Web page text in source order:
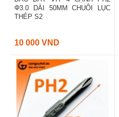
Φ3.0 DÀI 50MM CHUÔI LỤC
THÉP S2
10 000 VND